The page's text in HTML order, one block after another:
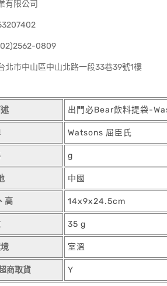
有限公司
0809
北市中山區中山北路一段33巷39號1樓
出門必Bear飲料提袋-
Watsons 屈臣氏
g
中國
高 14x9x24.5cm
35 g
室溫
商取貨 Y